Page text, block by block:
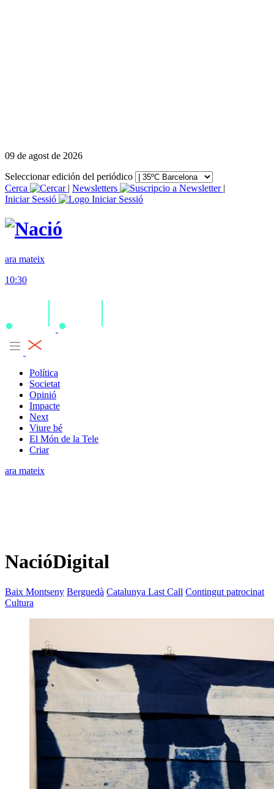
09 de agost de 2026
Seleccionar edición del periódico
Cerca
| Newsletters
|
Iniciar Sessió
ara mateix
10:30
Política
Societat
Opinió
Impacte
Next
Viure bé
El Món de la Tele
Criar
ara mateix
NacióDigital
Baix Montseny Berguedà Catalunya Last Call Contingut patrocinat
Cultura